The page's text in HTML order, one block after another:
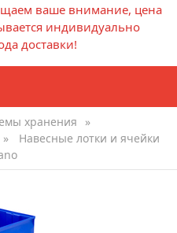
ваше внимание, цена
индивидуально
доставки!
хранения
»
»
Навесные лотки и ячейки